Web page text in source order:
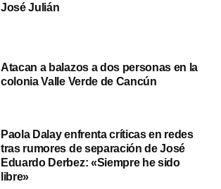
José Julián
Atacan a balazos a dos personas en la
colonia Valle Verde de Cancún
Paola Dalay enfrenta críticas en redes
tras rumores de separación de José
Eduardo Derbez: «Siempre he sido
libre»